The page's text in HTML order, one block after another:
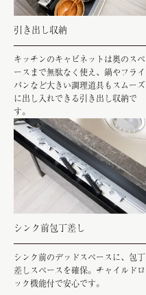
引き出し収納
キッチンのキャビネットは奥のスペ
ースまで無駄なく使え、鍋やフライ
パンなど大きい調理道具もスムーズ
に出し入れできる引き出し収納で
す。
シンク前包丁差し
シンク前のデッドスペースに、包丁
差しスペースを確保。チャイルドロ
ック機能付で安心です。